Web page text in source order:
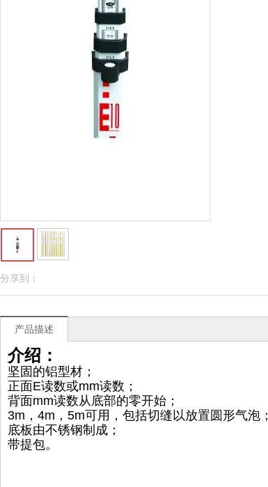
分享到：
产品描述
介绍：
坚固的铝型材；
正面E读数或mm读数；
背面mm读数从底部的零开始；
3m，4m，5m可用，包括切缝以放置圆形气泡；
底板由不锈钢制成；
带提包。